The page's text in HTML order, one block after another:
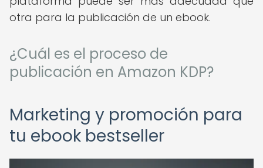
otra para la publicación de un ebook.
¿Cuál es el proceso de
publicación en Amazon KDP?
Marketing y promoción para
tu ebook bestseller